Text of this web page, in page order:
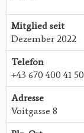
Mitglied seit
Dezember 2022
Telefon
+43 670 400 41 50
Adresse
Voitgasse 8